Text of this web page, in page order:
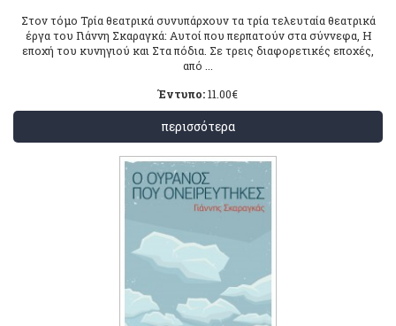
Στον τόμο Τρία θεατρικά συνυπάρχουν τα τρία τελευταία θεατρικά
έργα του Γιάννη Σκαραγκά: Αυτοί που περπατούν στα σύννεφα, Η
εποχή του κυνηγιού και Στα πόδια. Σε τρεις διαφορετικές εποχές,
από ...
Έντυπο:11.00€
περισσότερα